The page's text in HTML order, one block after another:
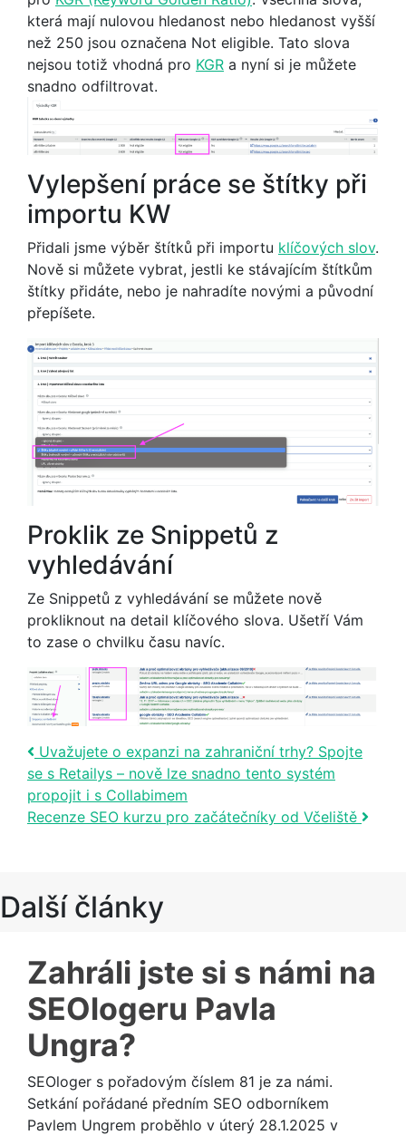
která mají nulovou hledanost nebo hledanost vyšší
než 250 jsou označena Not eligible. Tato slova
nejsou totiž vhodná pro KGR a nyní si je můžete
snadno odfiltrovat.
Vylepšení práce se štítky při
importu KW
Přidali jsme výběr štítků při importu klíčových slov.
Nově si můžete vybrat, jestli ke stávajícím štítkům
štítky přidáte, nebo je nahradíte novými a původní
přepíšete.
Proklik ze Snippetů z
vyhledávání
Ze Snippetů z vyhledávání se můžete nově
prokliknout na detail klíčového slova. Ušetří Vám
to zase o chvilku času navíc.
Post navigation
Uvažujete o expanzi na zahraniční trhy? Spojte
se s Retailys – nově lze snadno tento systém
propojit i s Collabimem
Recenze SEO kurzu pro začátečníky od Včeliště
Další články
Zahráli jste si s námi na
SEOlogeru Pavla
Ungra?
SEOloger s pořadovým číslem 81 je za námi.
Setkání pořádané předním SEO odborníkem
Pavlem Ungrem proběhlo v úterý 28.1.2025 v